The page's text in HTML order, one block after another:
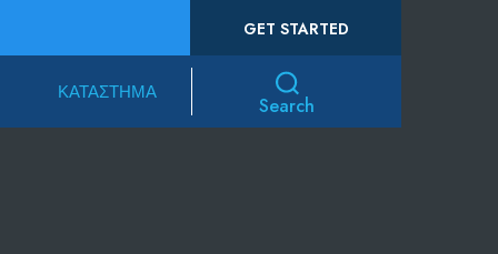
GET STARTED
ΚΑΤΆΣΤΗΜΑ
Search